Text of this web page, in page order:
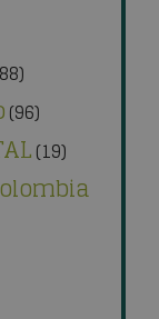
(96)
(19)